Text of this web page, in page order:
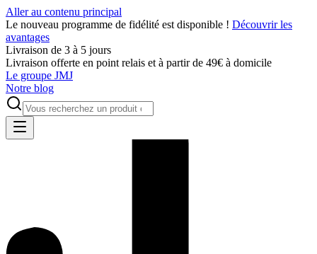
Aller au contenu principal
Le nouveau programme de fidélité est disponible ! Découvrir les
avantages
Livraison de 3 à 5 jours
Livraison offerte en point relais et à partir de 49€ à domicile
Le groupe JMJ
Notre blog